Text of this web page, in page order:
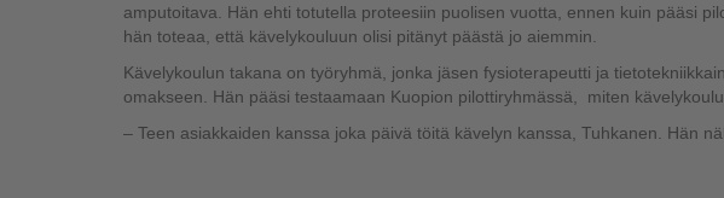
amputoitava. Hän ehti totutella proteesiin puolisen vuotta, ennen kuin pääsi
hän toteaa, että kävelykouluun olisi pitänyt päästä jo aiemmin.
Kävelykoulun takana on työryhmä, jonka jäsen fysioterapeutti ja
omakseen. Hän pääsi testaamaan Kuopion pilottiryhmässä, miten
– Teen asiakkaiden kanssa joka päivä töitä kävelyn kanssa, Tuhkanen. Hän